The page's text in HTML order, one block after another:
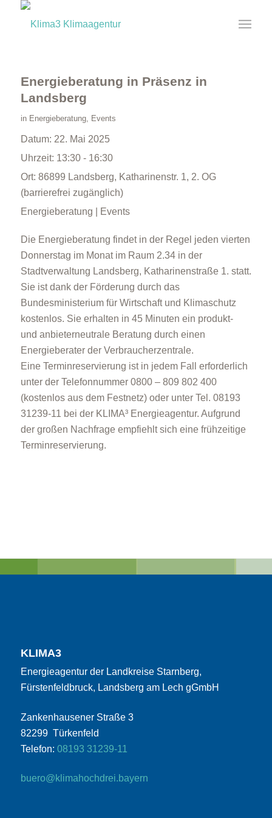
Energieberatung in Präsenz in
Landsberg
in Energieberatung, Events
Datum: 22. Mai 2025
Uhrzeit: 13:30 - 16:30
Ort: 86899 Landsberg, Katharinenstr. 1, 2. OG
(barrierefrei zugänglich)
Energieberatung | Events
Die Energieberatung findet in der Regel jeden vierten
Donnerstag im Monat im Raum 2.34 in der
Stadtverwaltung Landsberg, Katharinenstraße 1. statt.
Sie ist dank der Förderung durch das
Bundesministerium für Wirtschaft und Klimaschutz
kostenlos. Sie erhalten in 45 Minuten ein produkt-
und anbieterneutrale Beratung durch einen
Energieberater der Verbraucherzentrale.
Eine Terminreservierung ist in jedem Fall erforderlich
unter der Telefonnummer 0800 – 809 802 400
(kostenlos aus dem Festnetz) oder unter Tel. 08193
31239-11 bei der KLIMA³ Energieagentur. Aufgrund
der großen Nachfrage empfiehlt sich eine frühzeitige
Terminreservierung.
KLIMA3
Energieagentur der Landkreise Starnberg,
Fürstenfeldbruck, Landsberg am Lech gGmbH
Zankenhausener Straße 3
82299 Türkenfeld
Telefon: 08193 31239-11
buero@klimahochdrei.bayern